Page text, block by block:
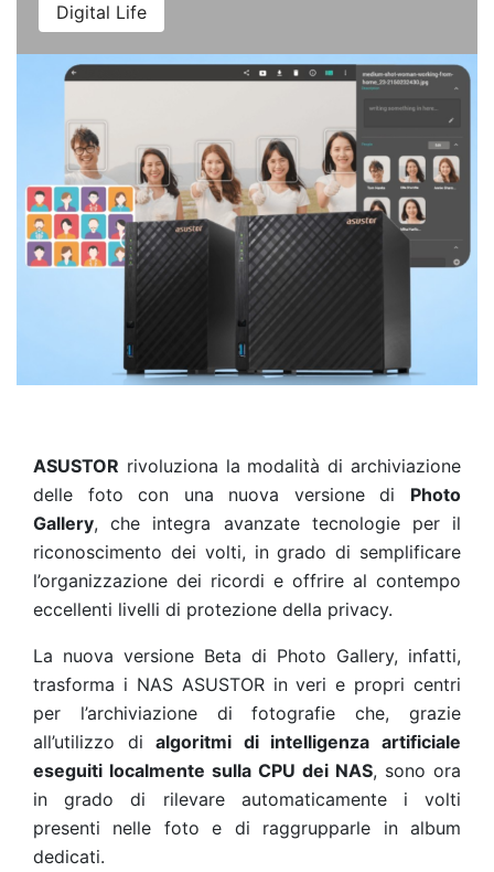
Digital Life
ASUSTOR rivoluziona la modalità di archiviazione
delle foto con una nuova versione di Photo
Gallery, che integra avanzate tecnologie per il
riconoscimento dei volti, in grado di semplificare
l’organizzazione dei ricordi e offrire al contempo
eccellenti livelli di protezione della privacy.
La nuova versione Beta di Photo Gallery, infatti,
trasforma i NAS ASUSTOR in veri e propri centri
per l’archiviazione di fotografie che, grazie
all’utilizzo dialgoritmi di intelligenza artificiale
eseguiti localmente sulla CPU dei NAS, sono ora
in grado di rilevare automaticamente i volti
presenti nelle foto e di raggrupparle in album
dedicati.